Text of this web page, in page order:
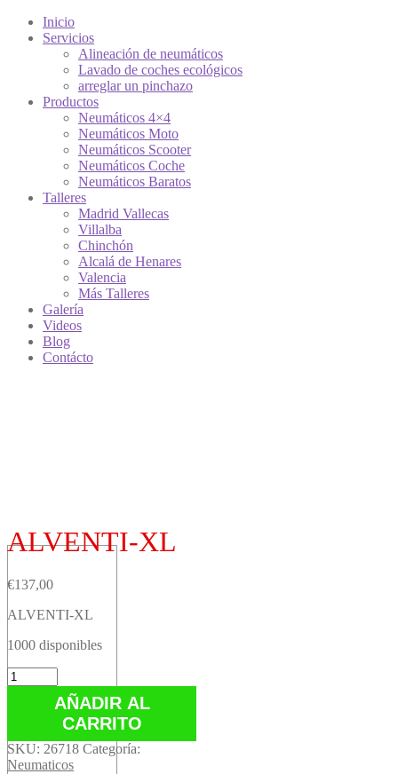
Inicio
Servicios
Alineación de neumáticos
Lavado de coches ecológicos
arreglar un pinchazo
Productos
Neumáticos 4×4
Neumáticos Moto
Neumáticos Scooter
Neumáticos Coche
Neumáticos Baratos
Talleres
Madrid Vallecas
Villalba
Chinchón
Alcalá de Henares
Valencia
Más Talleres
Galería
Videos
Blog
Contácto
ALVENTI-XL
€137,00
ALVENTI-XL
1000 disponibles
ALVENTI-
XL
AÑADIR AL
CARRITO
SKU: 26718 Categoría:
Neumaticos